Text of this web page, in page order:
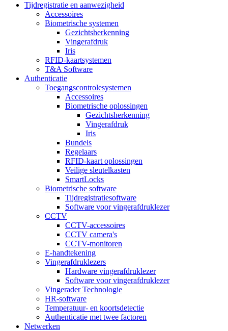
Tijdregistratie en aanwezigheid
Accessoires
Biometrische systemen
Gezichtsherkenning
Vingerafdruk
Iris
RFID-kaartsystemen
T&A Software
Authenticatie
Toegangscontrolesystemen
Accessoires
Biometrische oplossingen
Gezichtsherkenning
Vingerafdruk
Iris
Bundels
Regelaars
RFID-kaart oplossingen
Veilige sleutelkasten
SmartLocks
Biometrische software
Tijdregistratiesoftware
Software voor vingerafdruklezer
CCTV
CCTV-accessoires
CCTV camera's
CCTV-monitoren
E-handtekening
Vingerafdruklezers
Hardware vingerafdruklezer
Software voor vingerafdruklezer
Vingerader Technologie
HR-software
Temperatuur- en koortsdetectie
Authenticatie met twee factoren
Netwerken